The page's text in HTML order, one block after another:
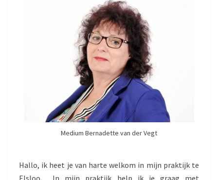
Medium Bernadette van der Vegt
Hallo, ik heet je van harte welkom in mijn praktijk te